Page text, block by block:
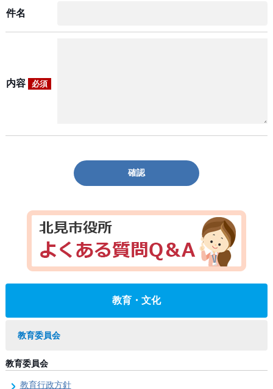
件名
内容 必須
確認
教育・文化
教育委員会
教育委員会
教育行政方針